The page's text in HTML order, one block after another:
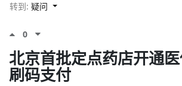
转到: 疑问
0
北京首批定点药店开通
刷码支付